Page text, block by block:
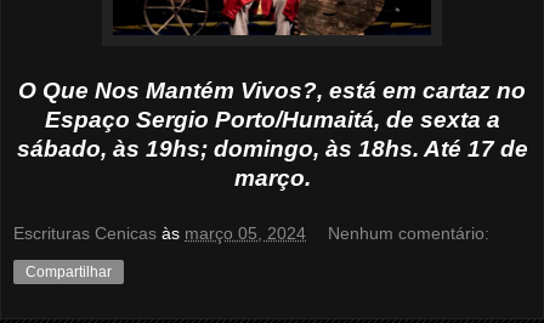
O Que Nos Mantém Vivos?, está em cartaz no
Espaço Sergio Porto/Humaitá, de sexta a
sábado, às 19hs; domingo, às 18hs. Até 17 de
março.
Escrituras Cenicas às março 05, 2024 Nenhum comentário:
Compartilhar